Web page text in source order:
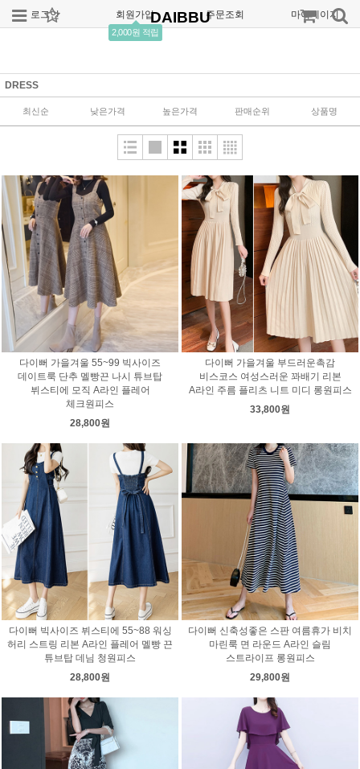
로그인 회원가입
2,000원 적립
주문조회 마이페이지
DAIBBU
DRESS
최신순 낮은가격 높은가격 판매순위 상품명
다이뻐 가을겨울 55~99 빅사이즈
데이트룩 단추 멜빵끈 나시 튜브탑
뷔스티에 모직 A라인 플레어
체크원피스
28,800원
다이뻐 가을겨울 부드러운촉감
비스코스 여성스러운 꽈배기 리본
A라인 주름 플리츠 니트 미디 롱원피스
33,800원
다이뻐 빅사이즈 뷔스티에 55~88 워싱
허리 스트링 리본 A라인 플레어 멜빵 끈
튜브탑 데님 청원피스
28,800원
다이뻐 신축성좋은 스판 여름휴가 비치
마린룩 면 라운드 A라인 슬림
스트라이프 롱원피스
29,800원